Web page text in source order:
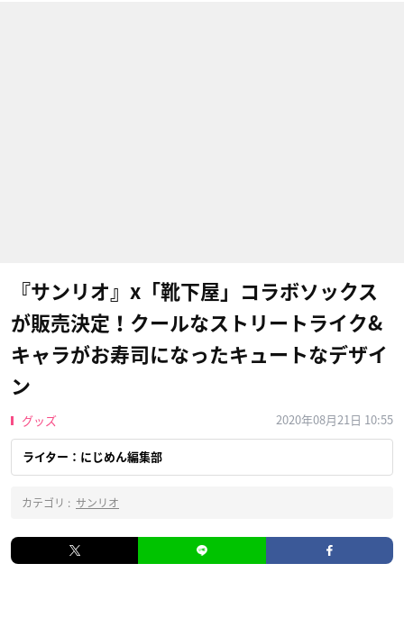
『サンリオ』x「靴下屋」コラボソックス
が販売決定！クールなストリートライク&
キャラがお寿司になったキュートなデザイ
ン
グッズ 2020年08月21日 10:55
ライター：にじめん編集部
カテゴリ : サンリオ